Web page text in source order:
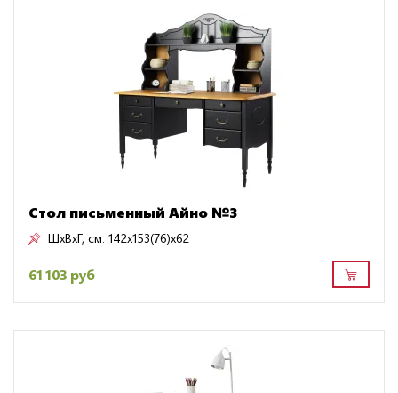
Стол письменный Айно №3
ШxВxГ, см: 142x153(76)x62
61 103 руб